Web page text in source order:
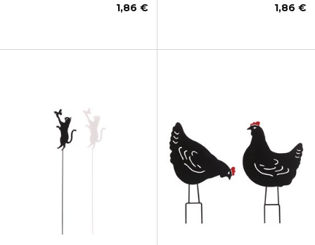
1,86 € 1,86 €